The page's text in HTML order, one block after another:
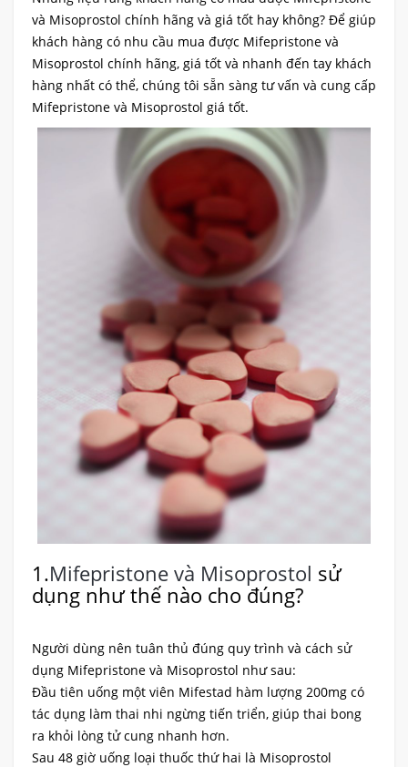
và Misoprostol chính hãng và giá tốt hay không? Để giúp
khách hàng có nhu cầu mua được Mifepristone và
Misoprostol chính hãng, giá tốt và nhanh đến tay khách
hàng nhất có thể, chúng tôi sẵn sàng tư vấn và cung cấp
Mifepristone và Misoprostol giá tốt.
1.Mifepristone và Misoprostol sử
dụng như thế nào cho đúng?
Người dùng nên tuân thủ đúng quy trình và cách sử
dụng Mifepristone và Misoprostol như sau:
Đầu tiên uống một viên Mifestad hàm lượng 200mg có
tác dụng làm thai nhi ngừng tiến triển, giúp thai bong
ra khỏi lòng tử cung nhanh hơn.
Sau 48 giờ uống loại thuốc thứ hai là Misoprostol